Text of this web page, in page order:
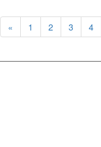
« 1 2 3 4